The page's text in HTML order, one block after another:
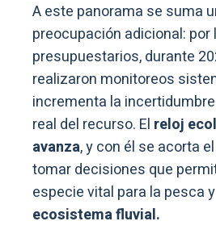
A este panorama se suma
preocupación adicional:
presupuestarios, durante
realizaron monitoreos
incrementa la
real del recurso. El reloj
avanza, y con él se acorta
tomar decisiones que
especie vital para la pesca
ecosistema fluvial.